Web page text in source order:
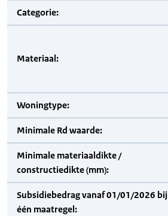
Categorie:
Materiaal:
Woningtype:
Minimale Rd waarde:
Minimale materiaaldikte /
constructiedikte (mm):
Subsidiebedrag vanaf 01/01/2026 bij
één maatregel: